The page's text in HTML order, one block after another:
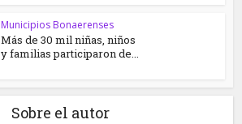
Municipios Bonaerenses
Más de 30 mil niñas, niños
y familias participaron de...
Sobre el autor